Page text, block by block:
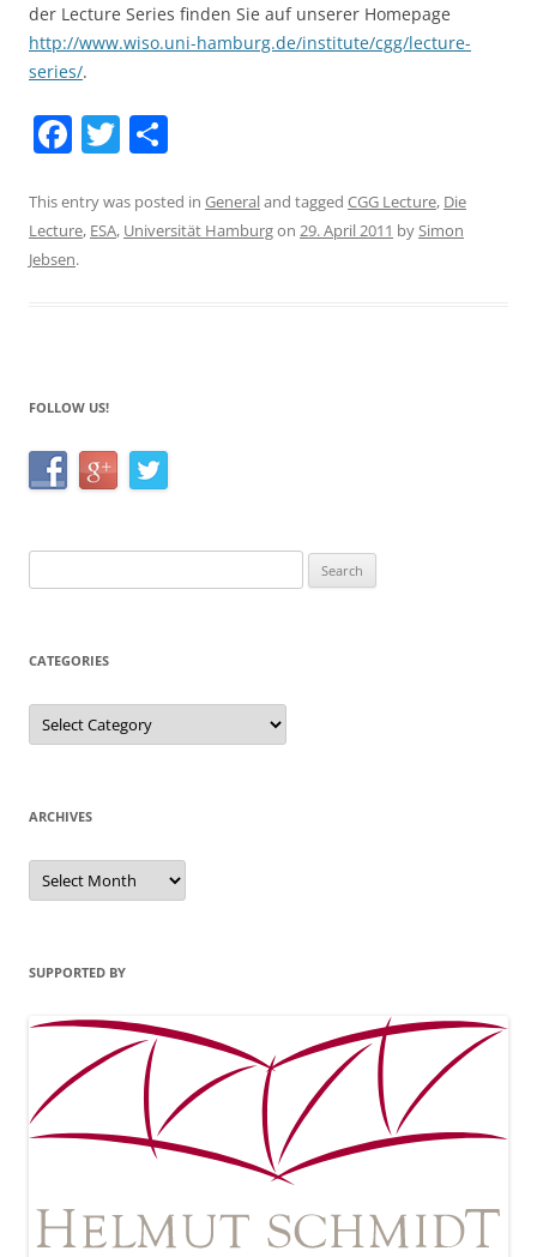
der Lecture Series finden Sie auf unserer Homepage
http://www.wiso.uni-hamburg.de/institute/cgg/lecture-
series/.
F
c
e
k
T
itt
er
ar
e
This entry was posted in Generaland tagged CGG Lecture, Die
Lecture, ESA, Universität Hamburgon 29. April 2011 bySimon
Jebsen.
FOLLOW US!
for:
CATEGORIES
Categories
ARCHIVES
Archives
SUPPORTED BY